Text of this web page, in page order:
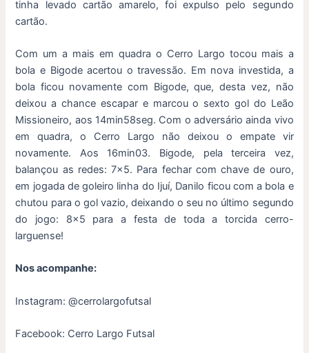
tinha levado cartão amarelo, foi expulso pelo segundo
cartão.
Com um a mais em quadra o Cerro Largo tocou mais a
bola e Bigode acertou o travessão. Em nova investida, a
bola ficou novamente com Bigode, que, desta vez, não
deixou a chance escapar e marcou o sexto gol do Leão
Missioneiro, aos 14min58seg. Com o adversário ainda vivo
em quadra, o Cerro Largo não deixou o empate vir
novamente. Aos 16min03. Bigode, pela terceira vez,
balançou as redes: 7×5. Para fechar com chave de ouro,
em jogada de goleiro linha do Ijuí, Danilo ficou com a bola e
chutou para o gol vazio, deixando o seu no último segundo
do jogo: 8×5 para a festa de toda a torcida cerro-
larguense!
Nos acompanhe:
Instagram: @cerrolargofutsal
Facebook: Cerro Largo Futsal